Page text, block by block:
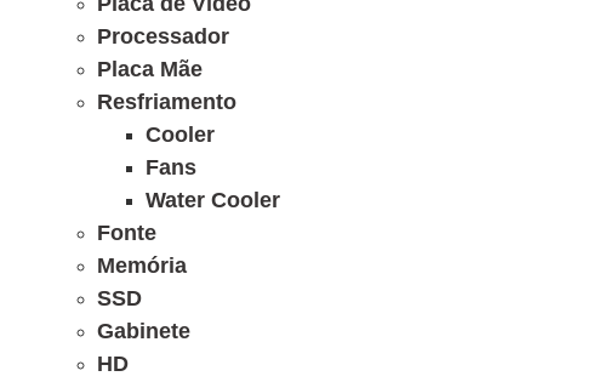
Processador
Placa Mãe
Resfriamento
Cooler
Fans
Water Cooler
Fonte
Memória
SSD
Gabinete
HD